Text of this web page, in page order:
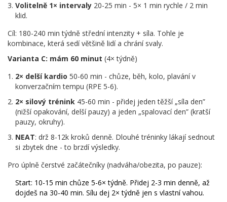
Volitelně 1× intervaly 20-25 min - 5× 1 min rychle / 2 min
klid.
Cíl: 180-240 min týdně střední intenzity + síla. Tohle je
kombinace, která sedí většině lidí a chrání svaly.
Varianta C: mám 60 minut (4× týdně)
2× delší kardio 50-60 min - chůze, běh, kolo, plavání v
konverzačním tempu (RPE 5-6).
2× silový trénink 45-60 min - přidej jeden těžší „síla den”
(nižší opakování, delší pauzy) a jeden „spalovací den” (kratší
pauzy, okruhy).
NEAT: drž 8-12k kroků denně. Dlouhé tréninky lákají sednout
si zbytek dne - to brzdí výsledky.
Pro úplně čerstvé začátečníky (nadváha/obezita, po pauze):
Start: 10-15 min chůze 5-6× týdně. Přidej 2-3 min denně, až
dojdeš na 30-40 min. Sílu dej 2× týdně jen s vlastní vahou.